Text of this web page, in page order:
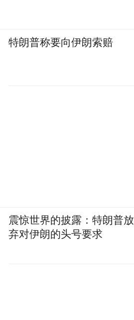
特朗普称要向伊朗索赔
震惊世界的披露：特朗普放
弃对伊朗的头号要求